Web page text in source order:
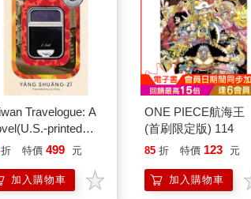
Travelogue: A
printed
折 特價 499 元
加入購物車
ONE PIECE航海王
(首刷限定版) 114
85 折 特價 123 元
加入購物車